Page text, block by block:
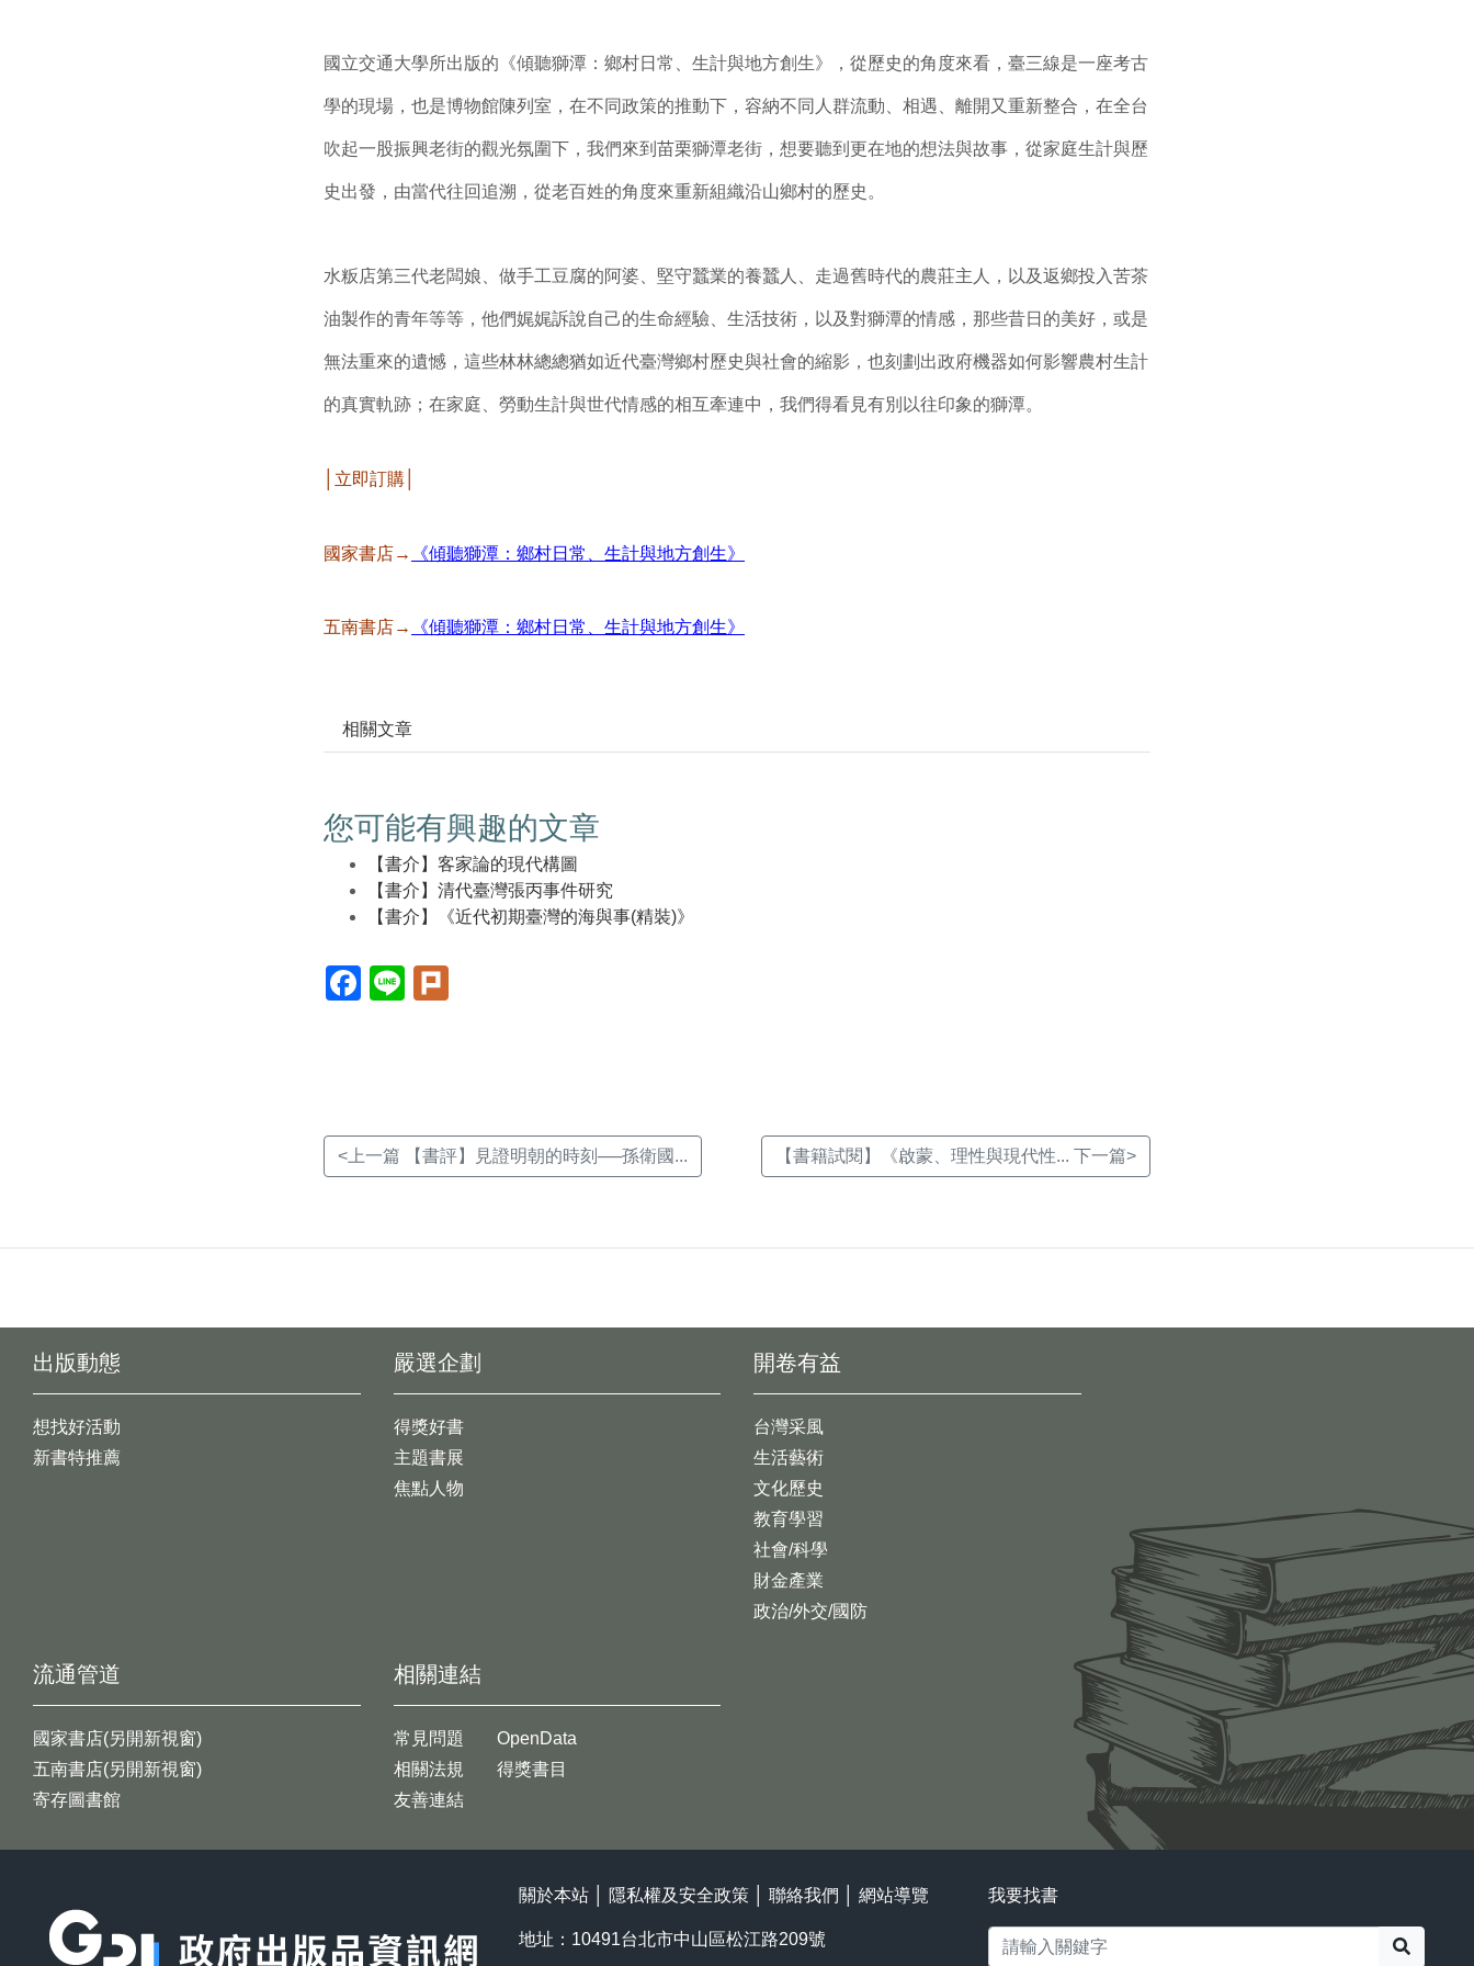
國立交通大學所出版的《傾聽獅潭：鄉村日常、生計與地方創生》，從歷史的角度來看，臺三線是一座考古
學的現場，也是博物館陳列室，在不同政策的推動下，容納不同人群流動、相遇、離開又重新整合，在全台
吹起一股振興老街的觀光氛圍下，我們來到苗栗獅潭老街，想要聽到更在地的想法與故事，從家庭生計與歷
史出發，由當代往回追溯，從老百姓的角度來重新組織沿山鄉村的歷史。
水粄店第三代老闆娘、做手工豆腐的阿婆、堅守蠶業的養蠶人、走過舊時代的農莊主人，以及返鄉投入苦茶
油製作的青年等等，他們娓娓訴說自己的生命經驗、生活技術，以及對獅潭的情感，那些昔日的美好，或是
無法重來的遺憾，這些林林總總猶如近代臺灣鄉村歷史與社會的縮影，也刻劃出政府機器如何影響農村生計
的真實軌跡；在家庭、勞動生計與世代情感的相互牽連中，我們得看見有別以往印象的獅潭。
│立即訂購│
國家書店→ 《傾聽獅潭：鄉村日常、生計與地方創生》
五南書店→ 《傾聽獅潭：鄉村日常、生計與地方創生》
相關文章
您可能有興趣的文章
【書介】客家論的現代構圖
【書介】清代臺灣張丙事件研究
【書介】《近代初期臺灣的海與事(精裝)》
Facebook(另
開
Line(另
開
<上一篇 【書評】見證明朝的時刻──孫衛國... 【書籍試閱】《啟蒙、理性與現代性... 下一篇>
出版動態
想找好活動
新書特推薦
開卷有益
台灣采風
生活藝術
文化歷史
教育學習
社會/科學
財金產業
政治/外交/國防
嚴選企劃
得獎好書
主題書展
焦點人物
流通管道
國家書店(另開新視窗)
五南書店(另開新視窗)
寄存圖書館
相關連結
常見問題
相關法規
友善連結
OpenData
得獎書目
關於本站 隱私權及安全政策 聯絡我們 網站導覽
地址：10491台北市中山區松江路209號
我要找書